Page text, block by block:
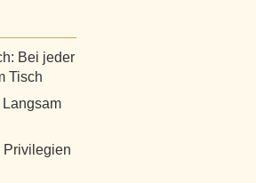
Bei jeder
Tisch
Privilegien